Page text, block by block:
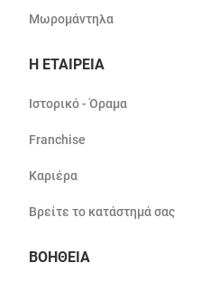
Μωρομάντηλα
Η ΕΤΑΙΡΕΙΑ
Ιστορικό - Όραμα
Franchise
Καριέρα
Βρείτε το κατάστημά σας
ΒΟΗΘΕΙΑ